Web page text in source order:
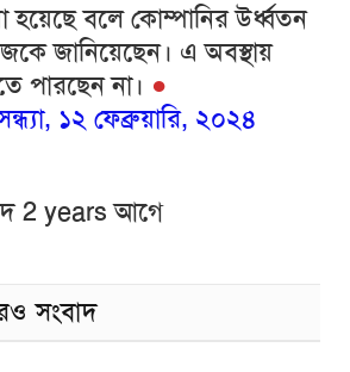
হয়েছে বলে কোম্পানির উর্ধ্বতন
জানিয়েছেন। এ অবস্থায়
পারছেন না। ●
১২ ফেব্রুয়ারি, ২০২৪
2 years আগে
সংবাদ